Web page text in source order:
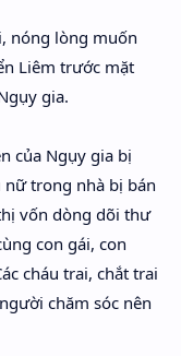
nóng lòng muốn
Liêm trước mặt
gia.
của Ngụy gia bị
nữ trong nhà bị bán
vốn dòng dõi thư
con gái, con
cháu trai, chắt trai
chăm sóc nên